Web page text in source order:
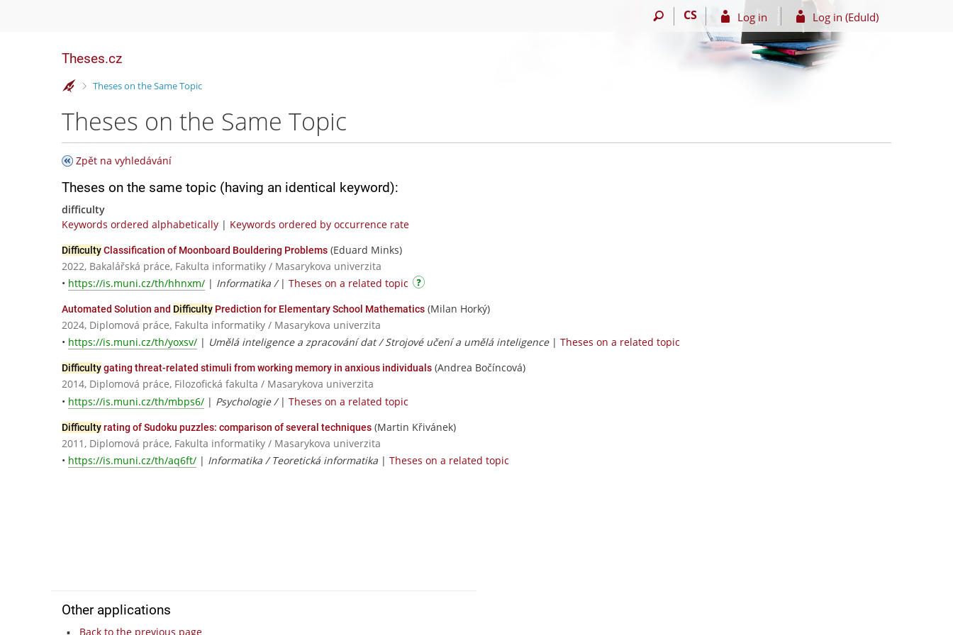
CS Log in Log in (EduId)
Theses.cz
>
Theses on the Same Topic
Theses on the Same Topic
Zpět na vyhledávání
Theses on the same topic (having an identical keyword):
difficulty
Keywords ordered alphabetically | Keywords ordered by occurrence rate
DifficultyClassification of Moonboard Bouldering Problems (Eduard Minks)
2022, Bakalářská práce, Fakulta informatiky / Masarykova univerzita
• https://is.muni.cz/th/hhnxm/ | Informatika / | Theses on a related topic
Automated Solution and Difficulty Prediction for Elementary School Mathematics (Milan Horký)
2024, Diplomová práce, Fakulta informatiky / Masarykova univerzita
• https://is.muni.cz/th/yoxsv/ | Umělá inteligence a zpracování dat / Strojové učení a umělá inteligence| Theses on a related topic
Difficultygating threat-related stimuli from working memory in anxious individuals (Andrea Bočíncová)
2014, Diplomová práce, Filozofická fakulta / Masarykova univerzita
• https://is.muni.cz/th/mbps6/ | Psychologie / | Theses on a related topic
Difficultyrating of Sudoku puzzles: comparison of several techniques (Martin Křivánek)
2011, Diplomová práce, Fakulta informatiky / Masarykova univerzita
• https://is.muni.cz/th/aq6ft/ | Informatika / Teoretická informatika | Theses on a related topic
Other applications
Back to the previous page